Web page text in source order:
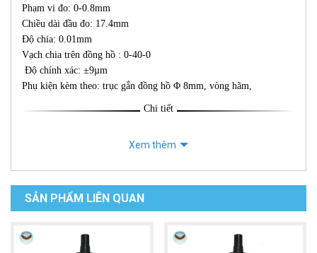
Phạm vi đo: 0-0.8mm
Chiều dài đầu đo: 17.4mm
Độ chia: 0.01mm
Vạch chia trên đồng hồ : 0-40-0
Độ chính xác: ±9µm
Phụ kiện kèm theo: trục gắn đồng hồ Φ 8mm, vòng hãm,
Chi tiết
Xem thêm
SẢN PHẨM LIÊN QUAN